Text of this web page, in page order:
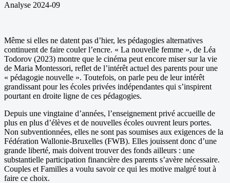
Analyse 2024-09
Même si elles ne datent pas d’hier, les pédagogies alternatives
continuent de faire couler l’encre. « La nouvelle femme », de Léa
Todorov (2023) montre que le cinéma peut encore miser sur la vie
de Maria Montessori, reflet de l’intérêt actuel des parents pour une
« pédagogie nouvelle ». Toutefois, on parle peu de leur intérêt
grandissant pour les écoles privées indépendantes qui s’inspirent
pourtant en droite ligne de ces pédagogies.
Depuis une vingtaine d’années, l’enseignement privé accueille de
plus en plus d’élèves et de nouvelles écoles ouvrent leurs portes.
Non subventionnées, elles ne sont pas soumises aux exigences de la
Fédération Wallonie-Bruxelles (FWB). Elles jouissent donc d’une
grande liberté, mais doivent trouver des fonds ailleurs : une
substantielle participation financière des parents s’avère nécessaire.
Couples et Familles a voulu savoir ce qui les motive malgré tout à
faire ce choix.